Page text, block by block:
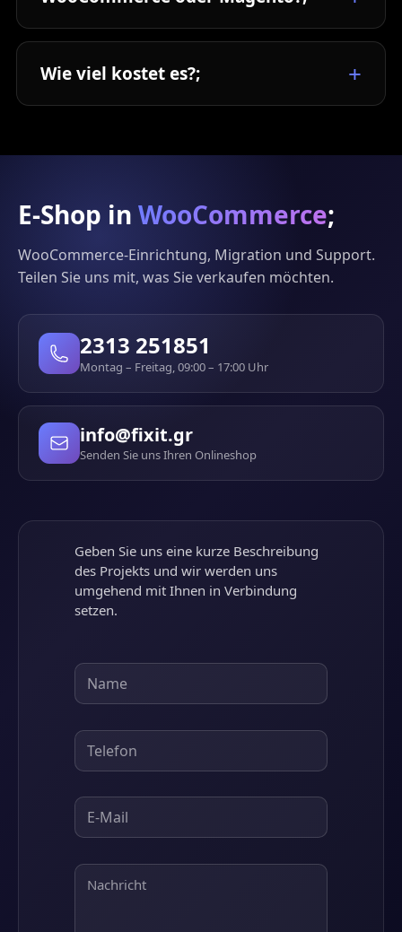
Wie viel kostet es?;
E-Shop in WooCommerce;
WooCommerce-Einrichtung, Migration und Support.
Teilen Sie uns mit, was Sie verkaufen möchten.
2313 251851
Montag – Freitag, 09:00 – 17:00 Uhr
info@fixit.gr
Senden Sie uns Ihren Onlineshop
Geben Sie uns eine kurze Beschreibung
des Projekts und wir werden uns
umgehend mit Ihnen in Verbindung
setzen.